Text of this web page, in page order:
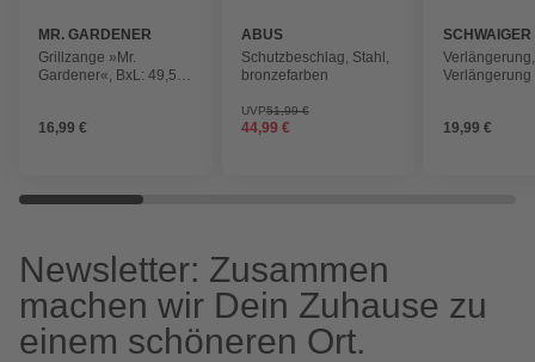
MR. GARDENER
Grillzange »Mr.
Gardener«, BxL: 49,5 x
16,99 €
ABUS
Schutzbeschlag, Stahl,
bronzefarben
UVP51,99 €
44,99 €
SCHWAIGER
Verlängerung
19,99 €
Newsletter: Zusammen
machen wir Dein Zuhause zu
einem schöneren Ort.